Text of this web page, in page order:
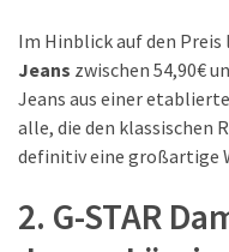
Freizeitkleid
(8)
Im Hinblick auf den Preis
Jeans zwischen 54,90€
Jeans aus einer
alle, die den klassischen
definitiv eine großartige
2. G-STAR